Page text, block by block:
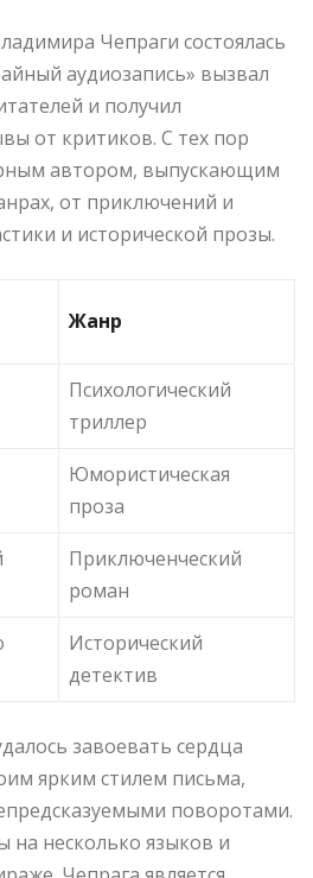
Чепраги состоялась
аудиозапись» вызвал
и получил
от критиков. С тех пор
автором, выпускающим
от приключений и
и исторической прозы.
Жанр
Психологический
триллер
Юмористическая
проза
Приключенческий
роман
Исторический
детектив
завоевать сердца
ярким стилем письма,
поворотами.
на несколько языков и